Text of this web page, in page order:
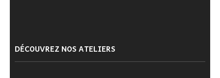
DÉCOUVREZ NOS ATELIERS